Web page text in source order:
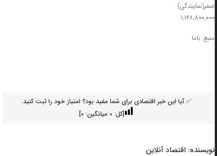
صفر(نمایندگی)
۱,۱۴۸,۸۰۰,۰۰۰
منبع: باما
✅ آیا این خبر اقتصادی برای شما مفید بود؟ امتیاز خود را ثبت کنید.
[کل: 0میانگین: 0
]
نویسنده: اقتصاد آنلاین